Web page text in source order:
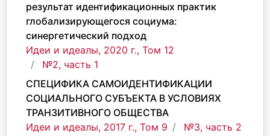
результат идентификационных практик
глобализирующегося социума:
синергетический подход
Идеи и идеалы, 2020 г., Том 12
№2, часть 1
СПЕЦИФИКА САМОИДЕНТИФИКАЦИИ
СОЦИАЛЬНОГО СУБЪЕКТА В УСЛОВИЯХ
ТРАНЗИТИВНОГО ОБЩЕСТВА
Идеи и идеалы, 2017 г., Том 9
№3, часть 2